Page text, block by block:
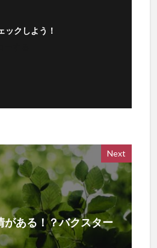
ックしよう！
Next
がある！？バクスター